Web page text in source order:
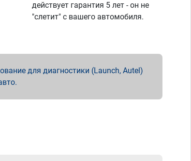
действует гарантия 5 лет - он не
"слетит" с вашего автомобиля.
для диагностики (Launch, Autel)